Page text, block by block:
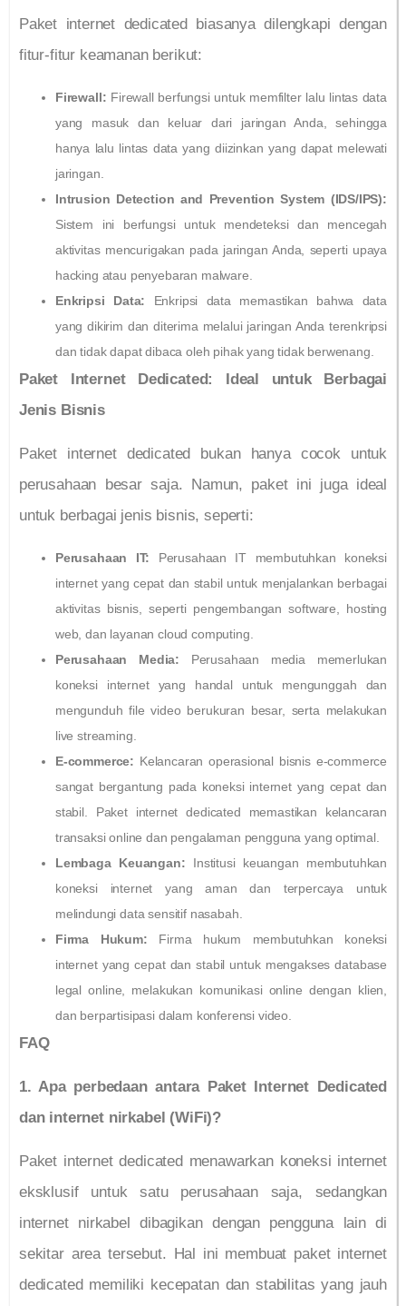
Paket internet dedicated biasanya dilengkapi dengan
fitur-fitur keamanan berikut:
Firewall: Firewall berfungsi untuk memfilter lalu lintas data
yang masuk dan keluar dari jaringan Anda, sehingga
hanya lalu lintas data yang diizinkan yang dapat melewati
jaringan.
Intrusion Detection and Prevention System (IDS/IPS):
Sistem ini berfungsi untuk mendeteksi dan mencegah
aktivitas mencurigakan pada jaringan Anda, seperti upaya
hacking atau penyebaran malware.
Enkripsi Data: Enkripsi data memastikan bahwa data
yang dikirim dan diterima melalui jaringan Anda terenkripsi
dan tidak dapat dibaca oleh pihak yang tidak berwenang.
Paket Internet Dedicated: Ideal untuk Berbagai
Jenis Bisnis
Paket internet dedicated bukan hanya cocok untuk
perusahaan besar saja. Namun, paket ini juga ideal
untuk berbagai jenis bisnis, seperti:
Perusahaan IT: Perusahaan IT membutuhkan koneksi
internet yang cepat dan stabil untuk menjalankan berbagai
aktivitas bisnis, seperti pengembangan software, hosting
web, dan layanan cloud computing.
Perusahaan Media: Perusahaan media memerlukan
koneksi internet yang handal untuk mengunggah dan
mengunduh file video berukuran besar, serta melakukan
live streaming.
E-commerce: Kelancaran operasional bisnis e-commerce
sangat bergantung pada koneksi internet yang cepat dan
stabil. Paket internet dedicated memastikan kelancaran
transaksi online dan pengalaman pengguna yang optimal.
Lembaga Keuangan: Institusi keuangan membutuhkan
koneksi internet yang aman dan terpercaya untuk
melindungi data sensitif nasabah.
Firma Hukum: Firma hukum membutuhkan koneksi
internet yang cepat dan stabil untuk mengakses database
legal online, melakukan komunikasi online dengan klien,
dan berpartisipasi dalam konferensi video.
FAQ
1. Apa perbedaan antara Paket Internet Dedicated
dan internet nirkabel (WiFi)?
Paket internet dedicated menawarkan koneksi internet
eksklusif untuk satu perusahaan saja, sedangkan
internet nirkabel dibagikan dengan pengguna lain di
sekitar area tersebut. Hal ini membuat paket internet
dedicated memiliki kecepatan dan stabilitas yang jauh